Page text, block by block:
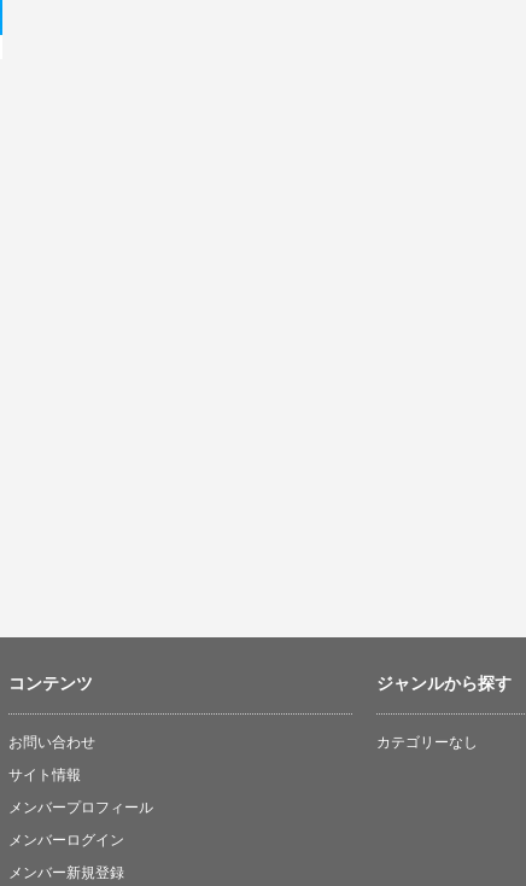
コンテンツ
お問い合わせ
サイト情報
メンバープロフィール
メンバーログイン
メンバー新規登録
ジャンルから探す
カテゴリーなし